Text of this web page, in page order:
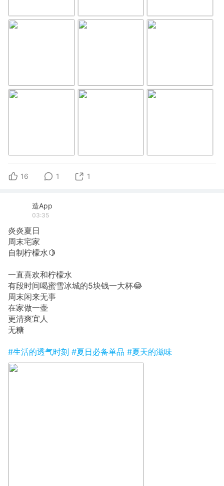
16 1 1
造App
03:35
炎炎夏日
周末宅家
自制柠檬水🍋
一直喜欢和柠檬水
有段时间喝蜜雪冰城的5块钱一大杯😂
周末闲来无事
在家做一壶
更清爽宜人
无糖
#生活的透气时刻 #夏日必备单品 #夏天的滋味